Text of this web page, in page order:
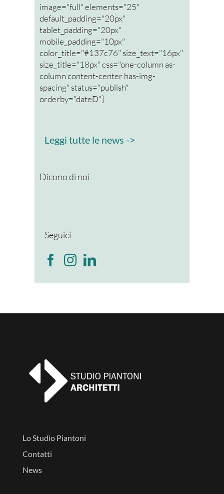
image="full" elements="25"
default_padding="20px"
tablet_padding="20px"
mobile_padding="10px"
color_title="#137c76" size_text="16px"
size_title="18px" css="one-column as-
column content-center has-img-
spacing" status="publish"
orderby="dateD"]
Leggi tutte le news ->
Dicono di noi
Seguici
Lo Studio Piantoni
Contatti
News